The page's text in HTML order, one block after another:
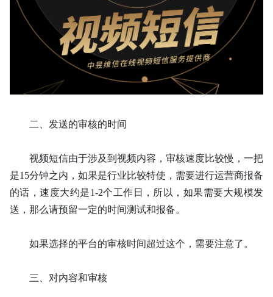
二、发送的审核的时间
视频短信由于涉及到视频内容，审核速度比较慢，一把
是15分钟之内，如果是行业比较特使，需要进行运营商报备
的话，速度大约是1-2个工作日，所以，如果需要大规模发
送，那么请预留一定的时间测试和报备。
如果选择的平台的审核时间超过这个，需要注意了。
三、对内容和审核